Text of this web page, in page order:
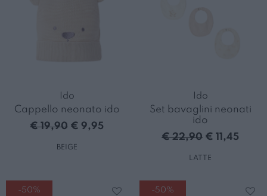
Ido
Cappello neonato ido
€ 19,90 € 9,95
BEIGE
Ido
Set bavaglini neonati
ido
€ 22,90 € 11,45
LATTE
-50% -50%